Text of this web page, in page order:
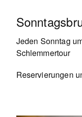
Jeden Sonntag
Schlemmertour
Reservierungen